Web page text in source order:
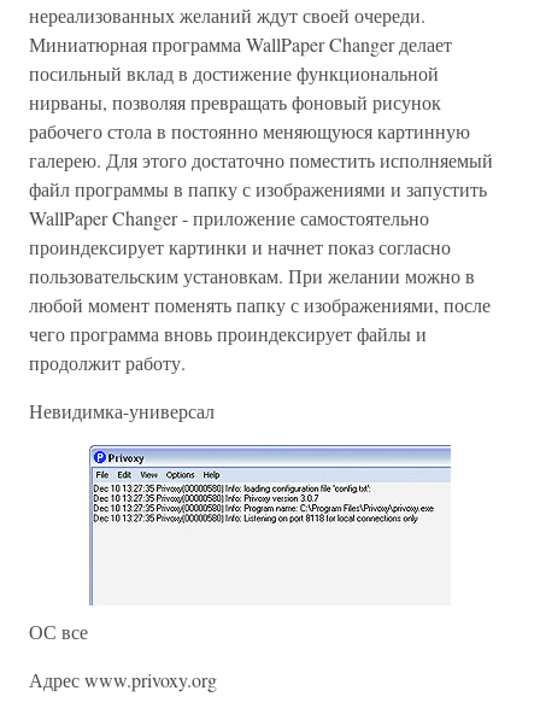
нереализованных желаний ждут своей очереди.
Миниатюрная программа WallPaper Changer делает
посильный вклад в достижение функциональной
нирваны, позволяя превращать фоновый рисунок
рабочего стола в постоянно меняющуюся картинную
галерею. Для этого достаточно поместить исполняемый
файл программы в папку с изображениями и запустить
WallPaper Changer - приложение самостоятельно
проиндексирует картинки и начнет показ согласно
пользовательским установкам. При желании можно в
любой момент поменять папку с изображениями, после
чего программа вновь проиндексирует файлы и
продолжит работу.
Невидимка-универсал
ОС все
Адрес www.privoxy.org